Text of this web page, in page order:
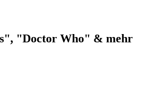
"Doctor Who" & mehr